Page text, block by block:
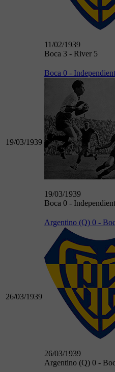
11/02/1939
Boca 3 - River 5
19/03/1939
Boca 0 -
19/03/1939
Boca 0 -
26/03/1939
Argentino (Q) 0 -
26/03/1939
Argentino (Q) 0 -